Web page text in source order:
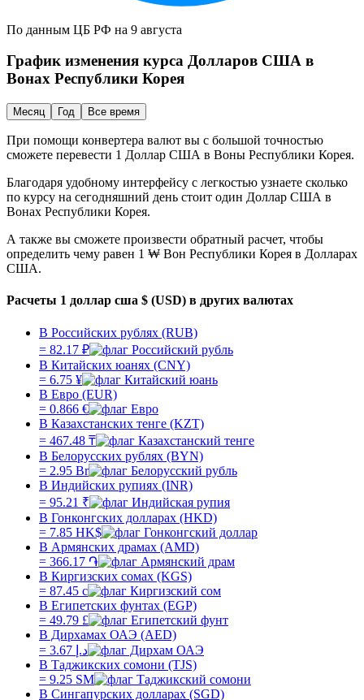
По данным ЦБ РФ на 9 августа
График изменения курса Долларов США в
Вонах Республики Корея
Месяц Год Все время
При помощи конвертера валют вы с большой точностью
сможете перевести 1 Доллар США в Воны Республики Корея.
Благодаря удобному интерфейсу с легкостью узнаете сколько
по курсу на сегодняшний день стоит один Доллар США в
Вонах Республики Корея.
А также вы сможете произвести обратный расчет, чтобы
определить чему равен 1 ₩ Вон Республики Корея в Долларах
США.
Расчеты 1 доллар сша $ (USD) в других валютах
В Российских рублях (RUB)
= 82.17 ₽
В Китайских юанях (CNY)
= 6.75 ¥
В Евро (EUR)
= 0.866 €
В Казахстанских тенге (KZT)
= 467.48 ₸
В Белорусских рублях (BYN)
= 2.95 Br
В Индийских рупиях (INR)
= 95.21 ₹
В Гонконгских долларах (HKD)
= 7.85 HK$
В Армянских драмах (AMD)
= 366.17 ֏
В Киргизских сомах (KGS)
= 87.45 с
В Египетских фунтах (EGP)
= 49.79 £
В Дирхамах ОАЭ (AED)
= 3.67 د.إ
В Таджикских сомони (TJS)
= 9.25 SM
В Сингапурских долларах (SGD)